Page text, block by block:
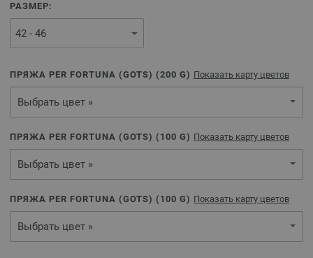
РАЗМЕР:
ПРЯЖА PER FORTUNA (GOTS) (200 G) Показать карту цветов
Выбрать цвет »
ПРЯЖА PER FORTUNA (GOTS) ( 100 G) Показать карту цветов
Выбрать цвет »
ПРЯЖА PER FORTUNA (GOTS) ( 100 G) Показать карту цветов
Выбрать цвет »